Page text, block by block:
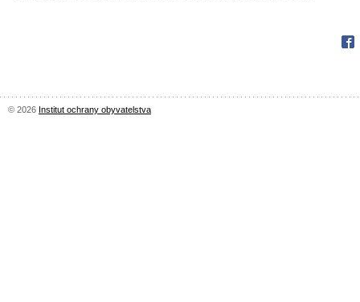
© 2026 Institut ochrany obyvatelstva